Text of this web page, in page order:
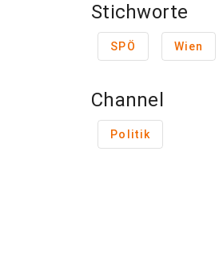
Stichworte
SPÖ Wien
Channel
Politik